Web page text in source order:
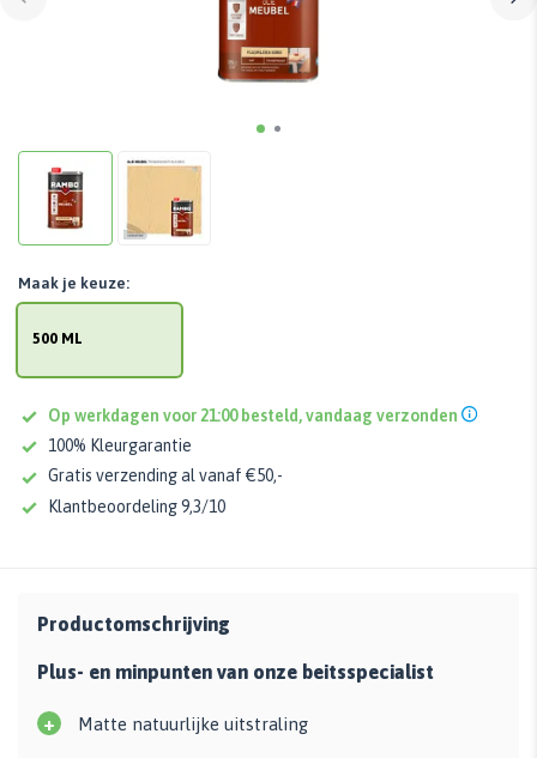
500 ML
Maak je keuze:
Op werkdagen voor 21:00 besteld, vandaag verzonden
100% Kleurgarantie
Gratis verzending al vanaf €50,-
Klantbeoordeling 9,3/10
Productomschrijving
Plus- en minpunten van onze beitsspecialist
+ Matte natuurlijke uitstraling